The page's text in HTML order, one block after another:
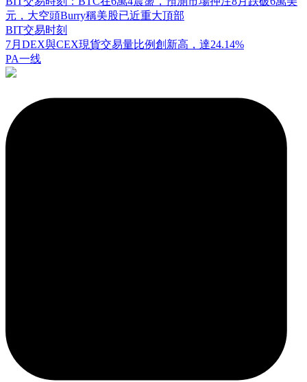
元，大空頭Burry稱美股已近重大頂部
BIT交易时刻
7月DEX與CEX現貨交易量比例創新高，達24.14%
PA一线